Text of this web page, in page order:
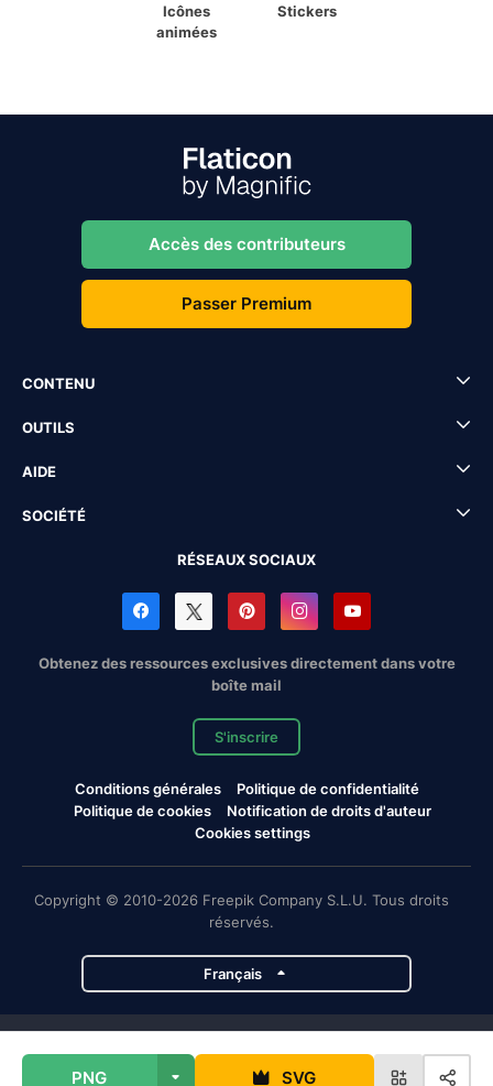
PNG SVG
Icônes
animées
Stickers
Accès des contributeurs
Passer Premium
CONTENU
OUTILS
AIDE
SOCIÉTÉ
RÉSEAUX SOCIAUX
Obtenez des ressources exclusives directement dans votre
boîte mail
S'inscrire
Conditions générales
Politique de confidentialité
Politique de cookies
Notification de droits d'auteur
Cookies settings
Copyright © 2010-2026 Freepik Company S.L.U. Tous droits
réservés.
Français